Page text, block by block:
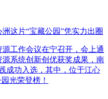
这片“宝藏公园”凭实力出圈
工作会议在宁召开，会上通
系统创新创优获奖成果，南
成功入选，其中，位于江心
光荣登榜！